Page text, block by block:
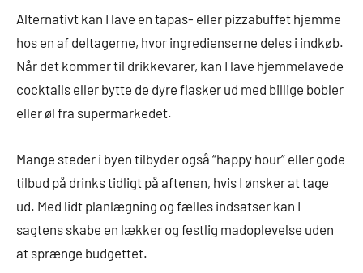
Alternativt kan I lave en tapas- eller pizzabuffet hjemme
hos en af deltagerne, hvor ingredienserne deles i indkøb.
Når det kommer til drikkevarer, kan I lave hjemmelavede
cocktails eller bytte de dyre flasker ud med billige bobler
eller øl fra supermarkedet.
Mange steder i byen tilbyder også “happy hour” eller gode
tilbud på drinks tidligt på aftenen, hvis I ønsker at tage
ud. Med lidt planlægning og fælles indsatser kan I
sagtens skabe en lækker og festlig madoplevelse uden
at sprænge budgettet.